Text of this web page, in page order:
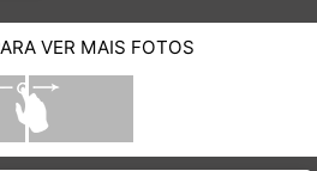
VER MAIS FOTOS